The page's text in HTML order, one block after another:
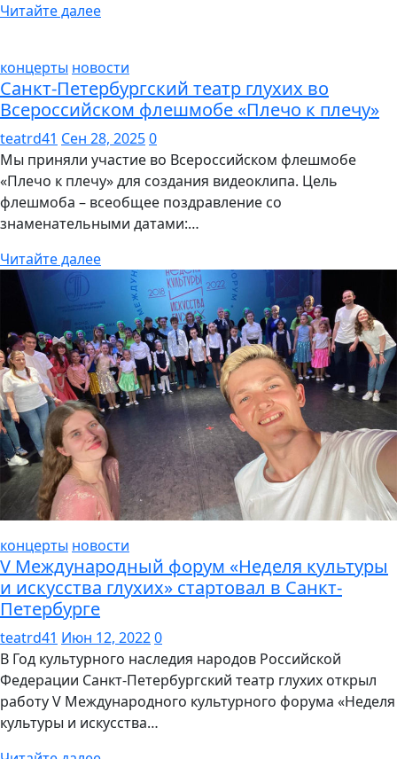
Читайте далее
концерты новости
Санкт-Петербургский театр глухих во
Всероссийском флешмобе «Плечо к плечу»
teatrd41 Сен 28, 20250
Мы приняли участие во Всероссийском флешмобе
«Плечо к плечу» для создания видеоклипа. Цель
флешмоба – всеобщее поздравление со
знаменательными датами:…
Читайте далее
концерты новости
V Международный форум «Неделя культуры
и искусства глухих» стартовал в Санкт-
Петербурге
teatrd41 Июн 12, 20220
В Год культурного наследия народов Российской
Федерации Санкт-Петербургский театр глухих открыл
работу V Международного культурного форума «Неделя
культуры и искусства…